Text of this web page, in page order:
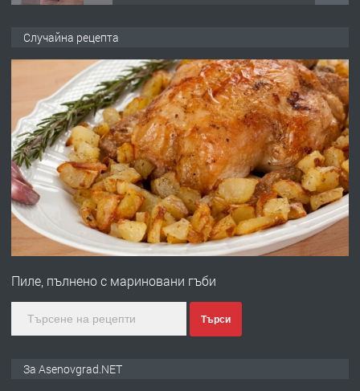
преди 10 месеца
ПРЕДЛАГА
Професионална броячна машина -
със сертификат от ЕЦБ
преди 1 година
ПРЕДЛАГА
Професионална зеленчукорезачка
Случайна рецепта
Пиле, пълнено с мариновани гъби
Търси
За Asenovgrad.NET